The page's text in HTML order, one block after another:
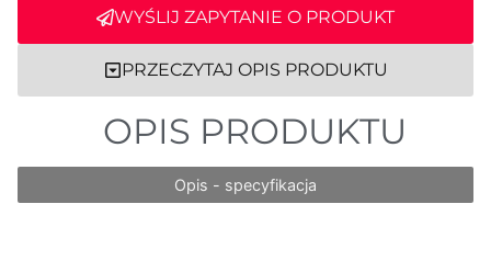
WYŚLIJ ZAPYTANIE O PRODUKT
PRZECZYTAJ OPIS PRODUKTU
OPIS PRODUKTU
Opis - specyfikacja